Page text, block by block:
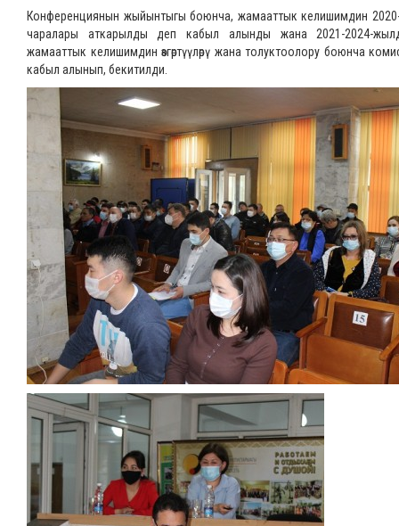
Конференциянын жыйынтыгы боюнча, жамааттык келишимдин
чаралары аткарылды деп кабыл алынды жана 2021-2024-
жамааттык келишимдин өзгөртүүлөрү жана толуктоолору боюнча
кабыл алынып, бекитилди.